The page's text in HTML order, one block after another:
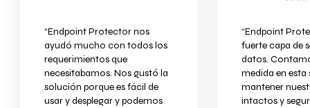
“Endpoint Protector nos
ayudó mucho con todos los
requerimientos que
necesitabamos. Nos gustó la
solución porque es fácil de
usar y desplegar y podemos
“Endpoint
fuerte capa de
datos.
medida en
mantener
intactos y